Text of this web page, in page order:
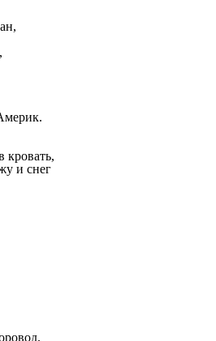
кровать,
и снег